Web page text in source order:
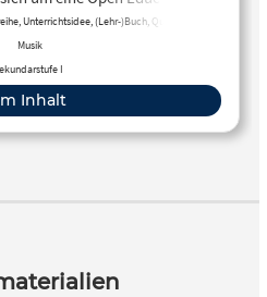
“Formenlehre”. Das
die Sekundarstufe I an
konzipiert. Es enthält auch
Thema “Reihung”.
Unterrichtsidee, (Lehr-)Buch, Quelle,
Musik
I
Inhalt